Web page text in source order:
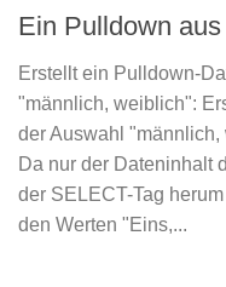
Ein Pulldown
Erstellt ein Pulldown-
"männlich, weiblich":
der Auswahl "männlich,
Da nur der Dateninhalt
der SELECT-Tag
den Werten "Eins,...